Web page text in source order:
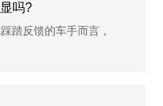
吗?
踏反馈的车手而言，